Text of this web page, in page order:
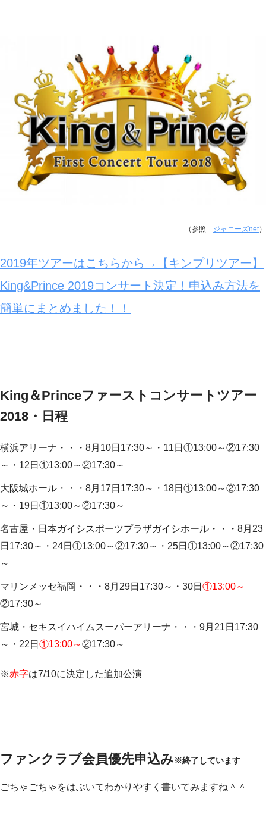
（参照 ジャニーズnet）
2019年ツアーはこちらから→【キンプリツアー】
King&Prince 2019コンサート決定！申込み方法を
簡単にまとめました！！
King＆Princeファーストコンサートツアー
2018・日程
横浜アリーナ・・・8月10日17:30～・11日①13:00～②17:30
～・12日①13:00～②17:30～
大阪城ホール・・・8月17日17:30～・18日①13:00～②17:30
～・19日①13:00～②17:30～
名古屋・日本ガイシスポーツプラザガイシホール・・・8月23
日17:30～・24日①13:00～②17:30～・25日①13:00～②17:30
～
マリンメッセ福岡・・・8月29日17:30～・30日 ①13:00～
②17:30～
宮城・セキスイハイムスーパーアリーナ・・・9月21日17:30
～・22日 ①13:00～②17:30～
※赤字は7/10に決定した追加公演
ファンクラブ会員優先申込み※終了しています
ごちゃごちゃをはぶいてわかりやすく書いてみますね＾＾